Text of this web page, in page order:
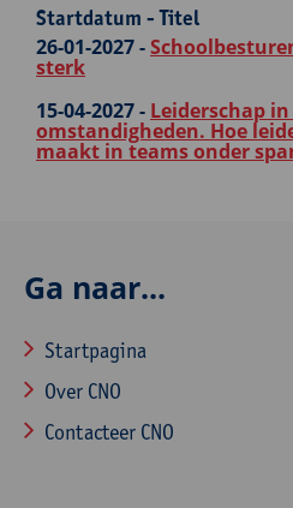
Startdatum - Titel
26-01-2027 -
sterk
15-04-2027 - Leiderschap
omstandigheden. Hoe
maakt in teams onder
Ga naar...
Startpagina
Over CNO
Contacteer CNO